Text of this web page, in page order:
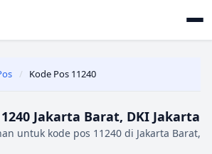
/ Kode Pos 11240
Jakarta Barat, DKI Jakarta
untuk kode pos 11240 di Jakarta Barat,